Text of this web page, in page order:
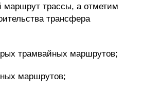
маршрут трассы, а отметим
трансфера
трамвайных маршрутов;
маршрутов;